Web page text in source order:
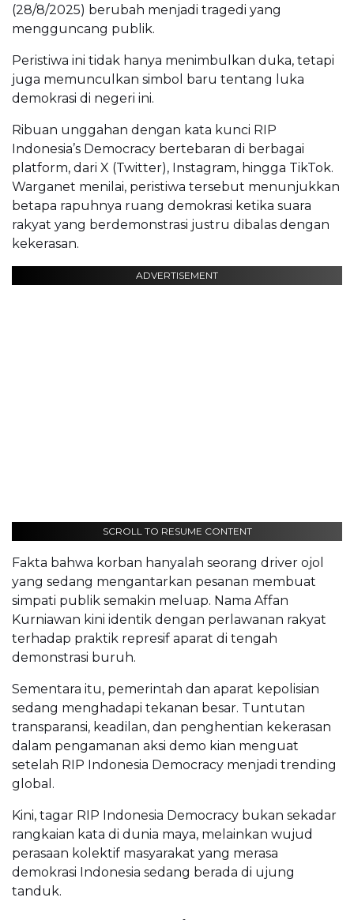
(28/8/2025) berubah menjadi tragedi yang
mengguncang publik.
Peristiwa ini tidak hanya menimbulkan duka, tetapi
juga memunculkan simbol baru tentang luka
demokrasi di negeri ini.
Ribuan unggahan dengan kata kunci RIP
Indonesia’s Democracy bertebaran di berbagai
platform, dari X (Twitter), Instagram, hingga TikTok.
Warganet menilai, peristiwa tersebut menunjukkan
betapa rapuhnya ruang demokrasi ketika suara
rakyat yang berdemonstrasi justru dibalas dengan
kekerasan.
ADVERTISEMENT
SCROLL TO RESUME CONTENT
Fakta bahwa korban hanyalah seorang driver ojol
yang sedang mengantarkan pesanan membuat
simpati publik semakin meluap. Nama Affan
Kurniawan kini identik dengan perlawanan rakyat
terhadap praktik represif aparat di tengah
demonstrasi buruh.
Sementara itu, pemerintah dan aparat kepolisian
sedang menghadapi tekanan besar. Tuntutan
transparansi, keadilan, dan penghentian kekerasan
dalam pengamanan aksi demo kian menguat
setelah RIP Indonesia Democracy menjadi trending
global.
Kini, tagar RIP Indonesia Democracy bukan sekadar
rangkaian kata di dunia maya, melainkan wujud
perasaan kolektif masyarakat yang merasa
demokrasi Indonesia sedang berada di ujung
tanduk.